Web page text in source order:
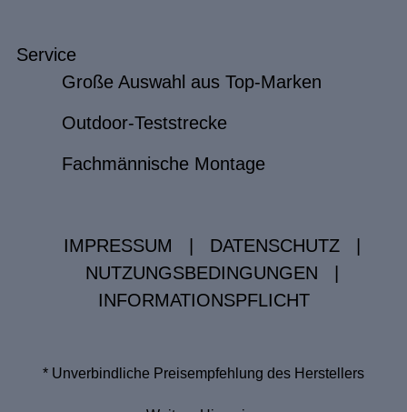
Service
Große Auswahl aus Top-Marken
Outdoor-Teststrecke
Fachmännische Montage
IMPRESSUM DATENSCHUTZ
NUTZUNGSBEDINGUNGEN
INFORMATIONSPFLICHT
* Unverbindliche Preisempfehlung des Herstellers